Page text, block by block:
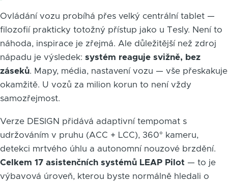
Ovládání vozu probíhá přes velký centrální tablet —
filozofií prakticky totožný přístup jako u Tesly. Není to
náhoda, inspirace je zřejmá. Ale důležitější než zdroj
nápadu je výsledek: systém reaguje svižně, bez
záseků. Mapy, média, nastavení vozu — vše přeskakuje
okamžitě. U vozů za milion korun to není vždy
samozřejmost.
Verze DESIGN přidává adaptivní tempomat s
udržováním v pruhu (ACC + LCC), 360° kameru,
detekci mrtvého úhlu a autonomní nouzové brzdění.
Celkem 17 asistenčních systémů LEAP Pilot — to je
výbavová úroveň, kterou byste normálně hledali o